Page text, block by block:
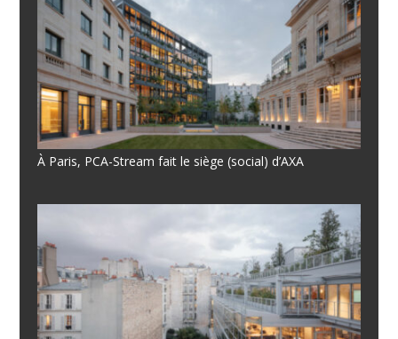
À Paris, PCA-Stream fait le siège (social) d’AXA